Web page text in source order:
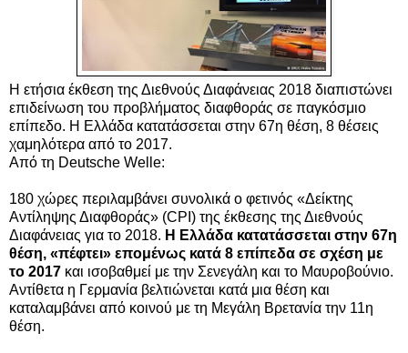
Η ετήσια έκθεση της Διεθνούς Διαφάνειας 2018 διαπιστώνει
επιδείνωση του προβλήματος διαφθοράς σε παγκόσμιο
επίπεδο. Η Ελλάδα κατατάσσεται στην 67η θέση, 8 θέσεις
χαμηλότερα από το 2017.
Από τη Deutsche Welle:
180 χώρες περιλαμβάνει συνολικά ο φετινός «Δείκτης
Αντίληψης Διαφθοράς» (CPI) της έκθεσης της Διεθνούς
Διαφάνειας για το 2018. Η Ελλάδα κατατάσσεται στην 67η
θέση, «πέφτει» επομένως κατά 8 επίπεδα σε σχέση με
το 2017 και ισοβαθμεί με την Σενεγάλη και το Μαυροβούνιο.
Αντίθετα η Γερμανία βελτιώνεται κατά μια θέση και
καταλαμβάνει από κοινού με τη Μεγάλη Βρετανία την 11η
θέση.